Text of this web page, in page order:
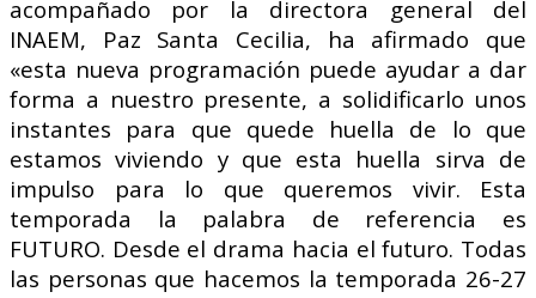
acompañado por la directora general del
INAEM, Paz Santa Cecilia, ha afirmado que
«esta nueva programación puede ayudar a dar
forma a nuestro presente, a solidificarlo unos
instantes para que quede huella de lo que
estamos viviendo y que esta huella sirva de
impulso para lo que queremos vivir. Esta
temporada la palabra de referencia es
FUTURO. Desde el drama hacia el futuro. Todas
las personas que hacemos la temporada 26-27